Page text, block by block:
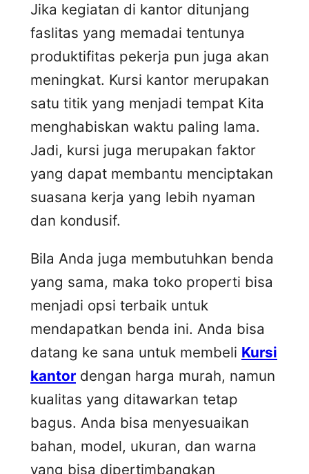
Jika kegiatan di kantor ditunjang
faslitas yang memadai tentunya
produktifitas pekerja pun juga akan
meningkat. Kursi kantor merupakan
satu titik yang menjadi tempat Kita
menghabiskan waktu paling lama.
Jadi, kursi juga merupakan faktor
yang dapat membantu menciptakan
suasana kerja yang lebih nyaman
dan kondusif.
Bila Anda juga membutuhkan benda
yang sama, maka toko properti bisa
menjadi opsi terbaik untuk
mendapatkan benda ini. Anda bisa
datang ke sana untuk membeli Kursi
kantor dengan harga murah, namun
kualitas yang ditawarkan tetap
bagus. Anda bisa menyesuaikan
bahan, model, ukuran, dan warna
yang bisa dipertimbangkan